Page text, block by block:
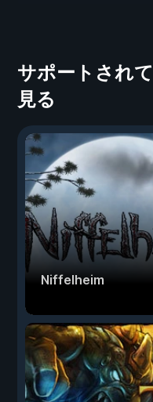
サポートされ
見る
Niffelheim